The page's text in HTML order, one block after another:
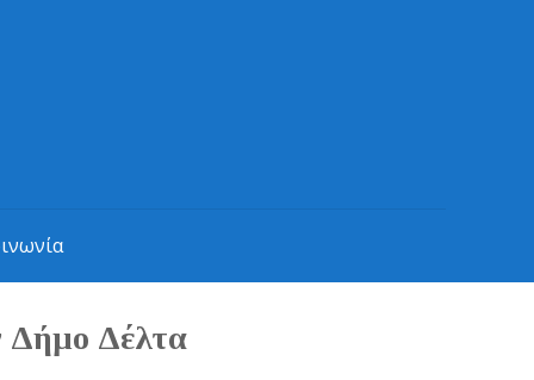
Δήμο Δέλτα